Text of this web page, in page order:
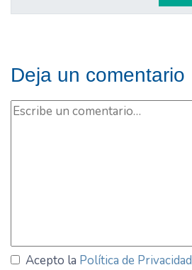
Deja un comentario
Acepto la Política de Privacidad